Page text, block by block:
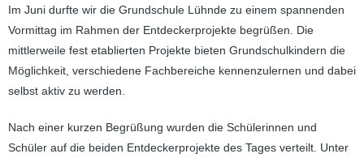
Im Juni durfte wir die Grundschule Lühnde zu einem spannenden
Vormittag im Rahmen der Entdeckerprojekte begrüßen. Die
mittlerweile fest etablierten Projekte bieten Grundschulkindern die
Möglichkeit, verschiedene Fachbereiche kennenzulernen und dabei
selbst aktiv zu werden.
Nach einer kurzen Begrüßung wurden die Schülerinnen und
Schüler auf die beiden Entdeckerprojekte des Tages verteilt. Unter